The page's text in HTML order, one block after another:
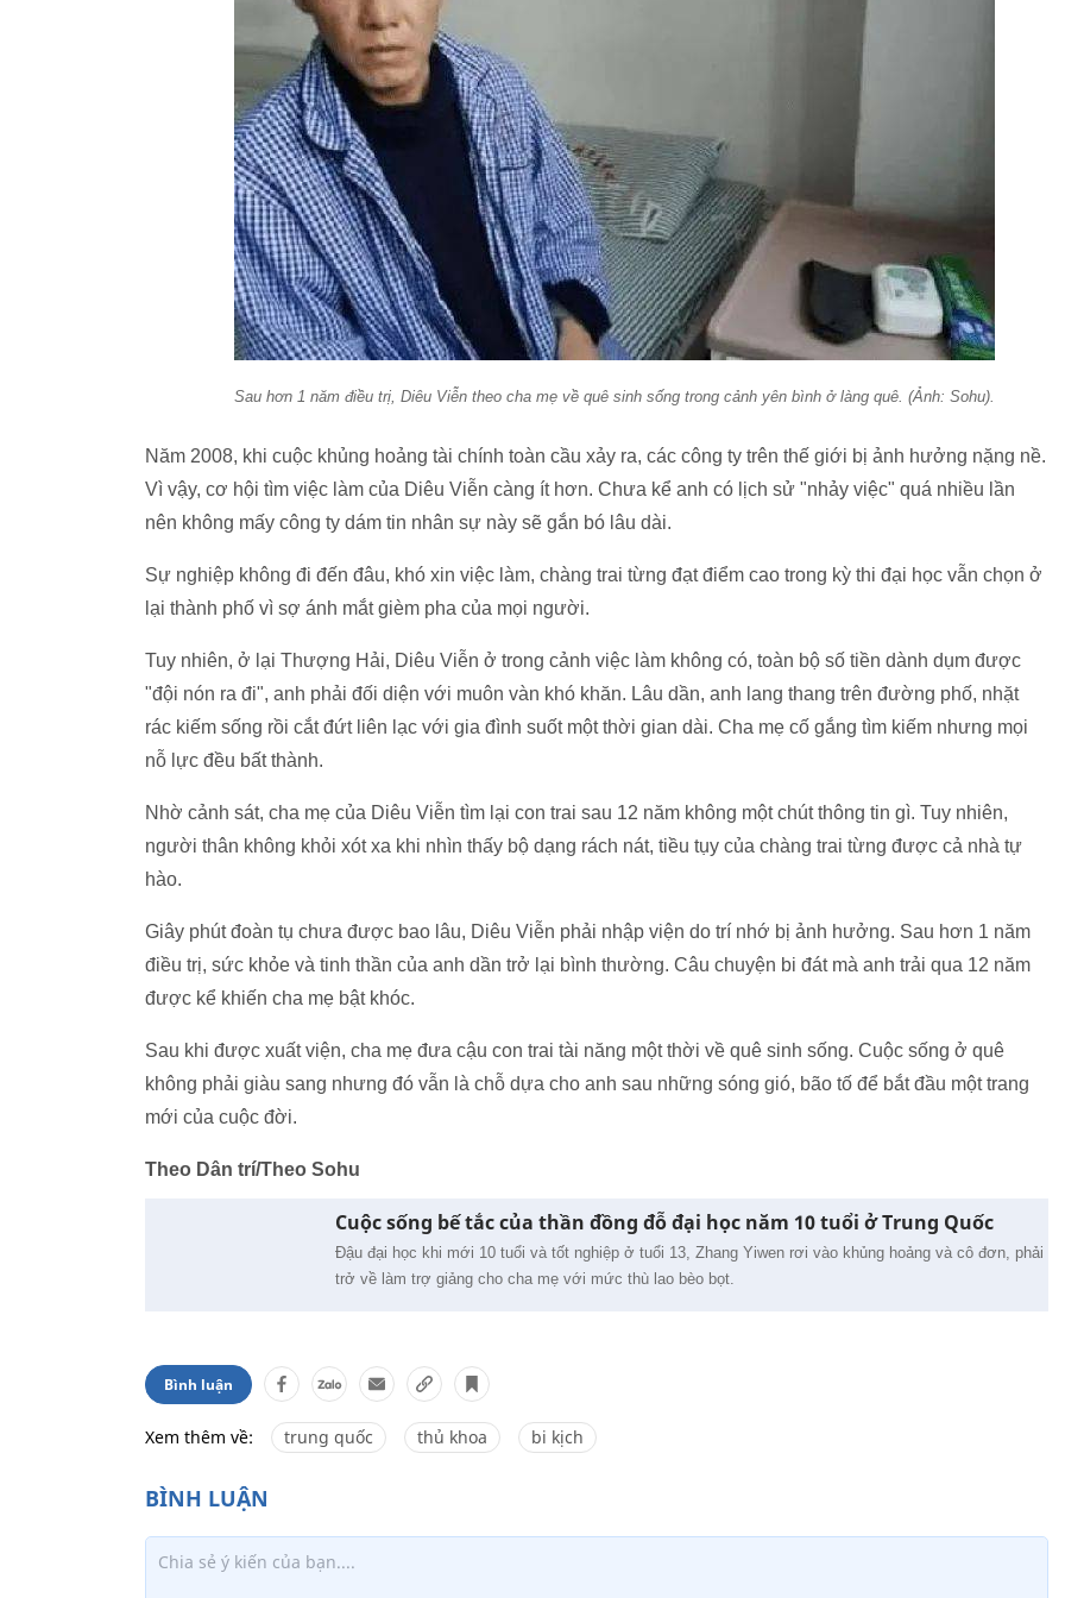
Sau hơn 1 năm điều trị, Diêu Viễn theo cha mẹ về quê sinh sống trong cảnh yên bình ở làng quê. (Ảnh: Sohu).
Năm 2008, khi cuộc khủng hoảng tài chính toàn cầu xảy ra, các công ty trên thế giới bị ảnh hưởng nặng nề.
Vì vậy, cơ hội tìm việc làm của Diêu Viễn càng ít hơn. Chưa kể anh có lịch sử "nhảy việc" quá nhiều lần
nên không mấy công ty dám tin nhân sự này sẽ gắn bó lâu dài.
Sự nghiệp không đi đến đâu, khó xin việc làm, chàng trai từng đạt điểm cao trong kỳ thi đại học vẫn chọn ở
lại thành phố vì sợ ánh mắt gièm pha của mọi người.
Tuy nhiên, ở lại Thượng Hải, Diêu Viễn ở trong cảnh việc làm không có, toàn bộ số tiền dành dụm được
"đội nón ra đi", anh phải đối diện với muôn vàn khó khăn. Lâu dần, anh lang thang trên đường phố, nhặt
rác kiếm sống rồi cắt đứt liên lạc với gia đình suốt một thời gian dài. Cha mẹ cố gắng tìm kiếm nhưng mọi
nỗ lực đều bất thành.
Nhờ cảnh sát, cha mẹ của Diêu Viễn tìm lại con trai sau 12 năm không một chút thông tin gì. Tuy nhiên,
người thân không khỏi xót xa khi nhìn thấy bộ dạng rách nát, tiều tụy của chàng trai từng được cả nhà tự
hào.
Giây phút đoàn tụ chưa được bao lâu, Diêu Viễn phải nhập viện do trí nhớ bị ảnh hưởng. Sau hơn 1 năm
điều trị, sức khỏe và tinh thần của anh dần trở lại bình thường. Câu chuyện bi đát mà anh trải qua 12 năm
được kể khiến cha mẹ bật khóc.
Sau khi được xuất viện, cha mẹ đưa cậu con trai tài năng một thời về quê sinh sống. Cuộc sống ở quê
không phải giàu sang nhưng đó vẫn là chỗ dựa cho anh sau những sóng gió, bão tố để bắt đầu một trang
mới của cuộc đời.
Theo Dân trí/Theo Sohu
Cuộc sống bế tắc của thần đồng đỗ đại học năm 10 tuổi ở Trung Quốc
Đậu đại học khi mới 10 tuổi và tốt nghiệp ở tuổi 13, Zhang Yiwen rơi vào khủng hoảng và cô đơn, phải
trở về làm trợ giảng cho cha mẹ với mức thù lao bèo bọt.
Bình luận
Xem thêm về: trung quốc thủ khoa bi kịch